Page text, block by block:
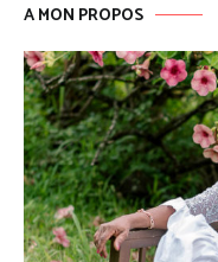
A MON PROPOS